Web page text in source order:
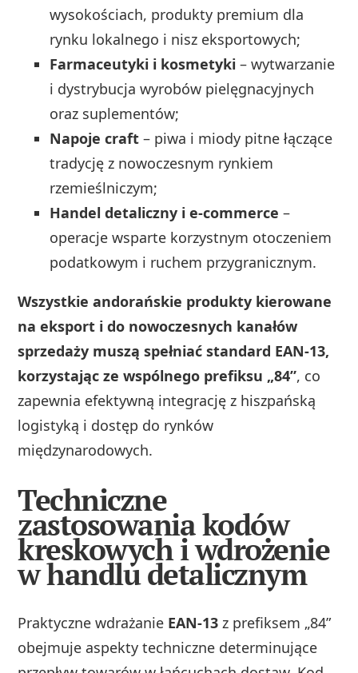
wysokościach, produkty premium dla
rynku lokalnego i nisz eksportowych;
Farmaceutyki i kosmetyki – wytwarzanie
i dystrybucja wyrobów pielęgnacyjnych
oraz suplementów;
Napoje craft – piwa i miody pitne łączące
tradycję z nowoczesnym rynkiem
rzemieślniczym;
Handel detaliczny i e‑commerce –
operacje wsparte korzystnym otoczeniem
podatkowym i ruchem przygranicznym.
Wszystkie andorańskie produkty kierowane
na eksport i do nowoczesnych kanałów
sprzedaży muszą spełniać standard EAN‑13,
korzystając ze wspólnego prefiksu „84”, co
zapewnia efektywną integrację z hiszpańską
logistyką i dostęp do rynków
międzynarodowych.
Techniczne
zastosowania kodów
kreskowych i wdrożenie
w handlu detalicznym
Praktyczne wdrażanie EAN‑13 z prefiksem „84”
obejmuje aspekty techniczne determinujące